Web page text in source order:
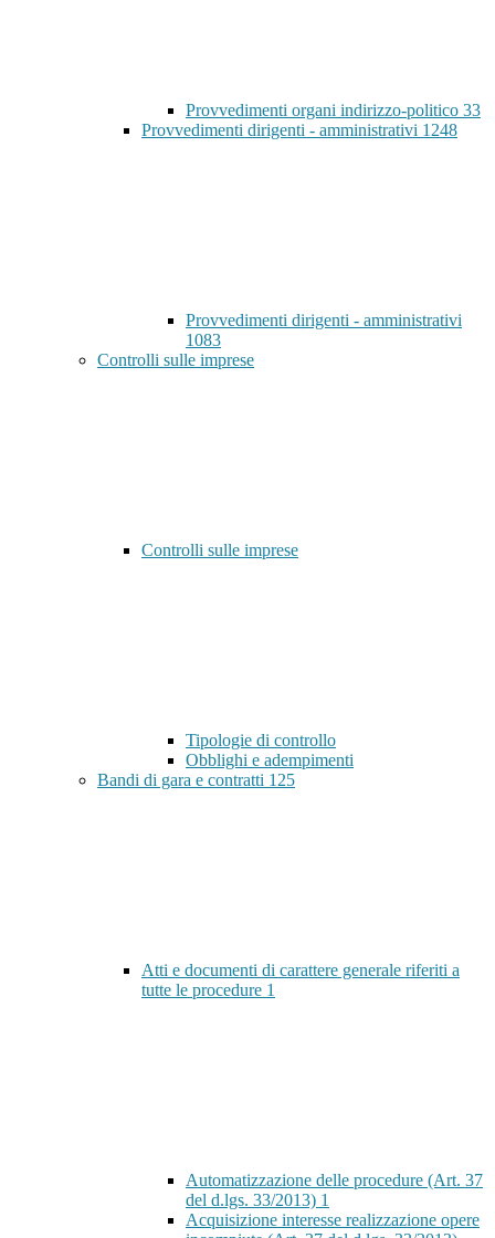
Provvedimenti organi indirizzo-politico 33
Provvedimenti dirigenti - amministrativi 1248
Provvedimenti dirigenti - amministrativi
1083
Controlli sulle imprese
Controlli sulle imprese
Tipologie di controllo
Obblighi e adempimenti
Bandi di gara e contratti 125
Atti e documenti di carattere generale riferiti a
tutte le procedure 1
Automatizzazione delle procedure (Art. 37
del d.lgs. 33/2013) 1
Acquisizione interesse realizzazione opere